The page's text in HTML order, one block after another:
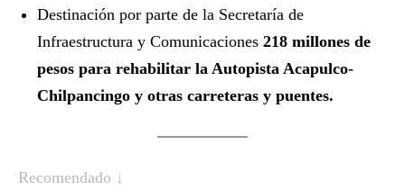
Destinación por parte de la Secretaría de
Infraestructura y Comunicaciones 218 millones de
pesos para rehabilitar la Autopista Acapulco-
Chilpancingo y otras carreteras y puentes.
Recomendado ↓